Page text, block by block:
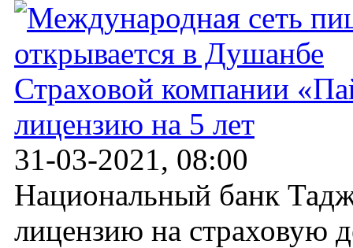
Страховой компании
лицензию на 5 лет
31-03-2021, 08:00
Национальный банк
лицензию на страховую